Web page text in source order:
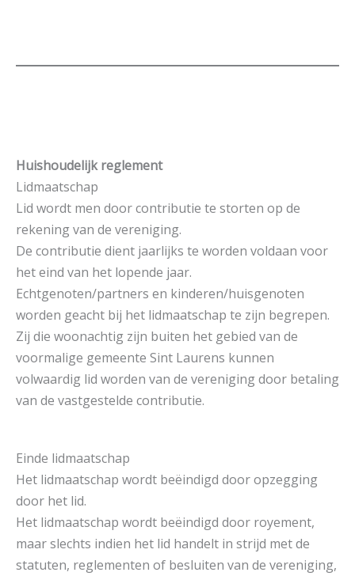
Huishoudelijk reglement
Lidmaatschap
Lid wordt men door contributie te storten op de
rekening van de vereniging.
De contributie dient jaarlijks te worden voldaan voor
het eind van het lopende jaar.
Echtgenoten/partners en kinderen/huisgenoten
worden geacht bij het lidmaatschap te zijn begrepen.
Zij die woonachtig zijn buiten het gebied van de
voormalige gemeente Sint Laurens kunnen
volwaardig lid worden van de vereniging door betaling
van de vastgestelde contributie.
Einde lidmaatschap
Het lidmaatschap wordt beëindigd door opzegging
door het lid.
Het lidmaatschap wordt beëindigd door royement,
maar slechts indien het lid handelt in strijd met de
statuten, reglementen of besluiten van de vereniging,